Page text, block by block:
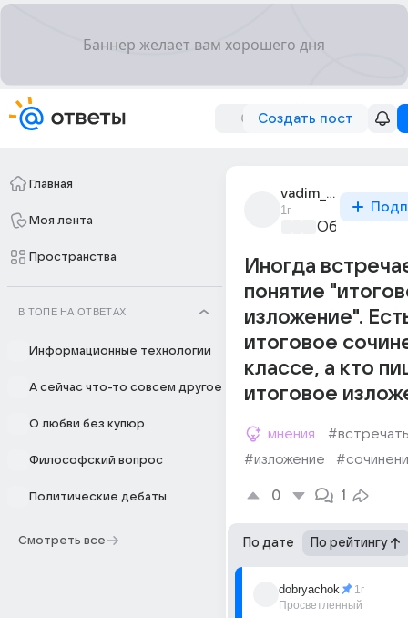
Создать пост
Главная
Моя лента
Пространства
В ТОПЕ НА ОТВЕТАХ
Информационные технологии
А сейчас что-то совсем другое
О любви без купюр
Философский вопрос
Политические дебаты
Смотреть все
vadim_tagirov_pon
1г
Иногда
понятие
изложение".
итоговое
классе, а кто
итоговое
мнения
#изложение
0 1
По дате По рейтингу
dobryachok
Просветленный
1г